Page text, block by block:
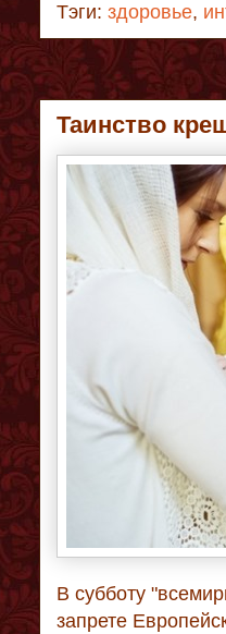
Тэги: здоровье,
Таинство
В субботу
запрете